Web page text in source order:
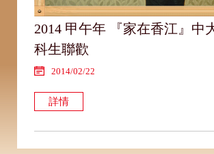
2014 甲午年 『家在香江』中
科生聯歡
2014/02/22
詳情